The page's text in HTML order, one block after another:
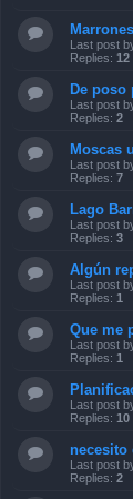
Last post
Replies: 12
De poso
Last post
Replies: 2
Moscas
Last post
Replies: 7
Lago
Last post
Replies: 3
Algún
Last post
Replies: 1
Que me
Last post
Replies: 1
Last post
Replies: 10
necesito
Last post
Replies: 2